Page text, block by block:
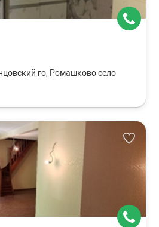
по удаленности от
по удаленности от
по типу объекта ↓
го, Ромашково село